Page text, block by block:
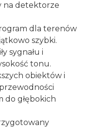
na detektorze
dla terenów
szybki.
sygnału i
tonu.
obiektów i
do głębokich